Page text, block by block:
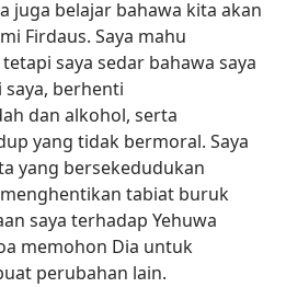
juga belajar bahawa kita akan
Firdaus. Saya mahu
saya sedar bahawa saya
berhenti
dan alkohol, serta
yang tidak bermoral. Saya
yang bersekedudukan
tabiat buruk
saya terhadap Yehuwa
memohon Dia untuk
perubahan lain.